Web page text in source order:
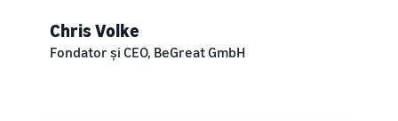
Chris Volke
Fondator și CEO, BeGreat GmbH